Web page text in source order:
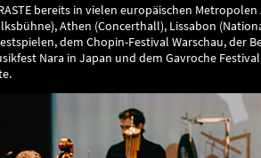
bereits in vielen europäischen
Athen (Concerthall), Lissabon
dem Chopin-Festival Warschau, der
Nara in Japan und dem Gavroche